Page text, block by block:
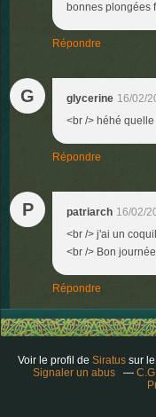
bonnes plongées
Répondre
G glycerine 16/02/
<br /> héhé
Répondre
P patriarch 16/02/
<br /> j'ai un
<br /> Bon
Répondre
Voir le profil de Siratussur le
Signaler un abus